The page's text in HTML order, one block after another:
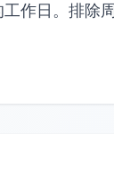
作日。排除